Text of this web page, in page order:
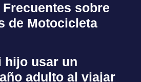
sobre
de Motocicleta
hijo usar un
adulto al viajar